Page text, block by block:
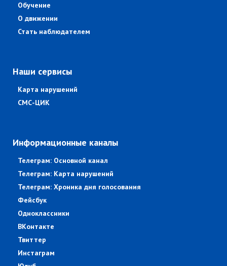
Обучение
О движении
Стать наблюдателем
Наши сервисы
Карта нарушений
СМС-ЦИК
Информационные каналы
Телеграм: Основной канал
Телеграм: Карта нарушений
Телеграм: Хроника дня голосования
Фейсбук
Одноклассники
ВКонтакте
Твиттер
Инстаграм